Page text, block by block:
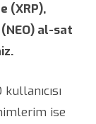
(XRP),
al-sat
ise